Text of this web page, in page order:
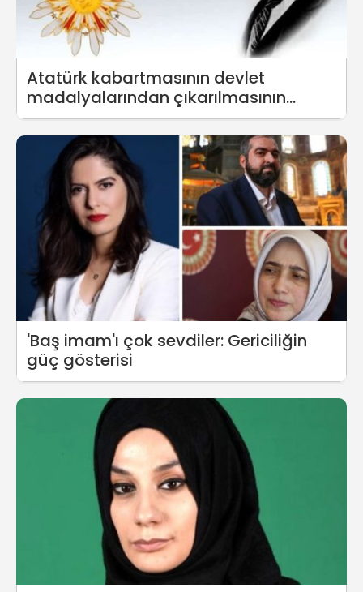
Atatürk kabartmasının devlet
madalyalarından çıkarılmasının
nedeni belli!
'Baş imam'ı çok sevdiler: Gericiliğin
güç gösterisi